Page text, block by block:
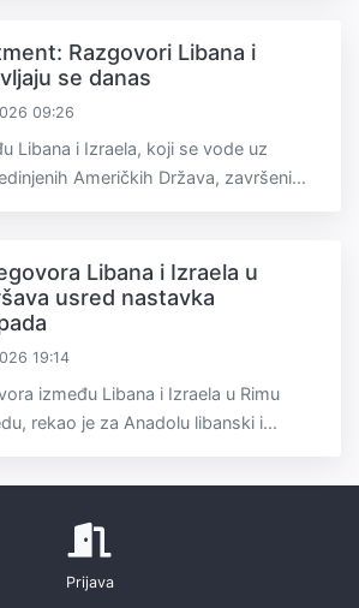
Razgovori Libana i
se danas
09:26
Libana i Izraela, koji se vode uz
Američkih Država, završeni...
Libana i Izraela u
usred nastavka
19:14
između Libana i Izraela u Rimu
rekao je za Anadolu libanski i...
Prijava